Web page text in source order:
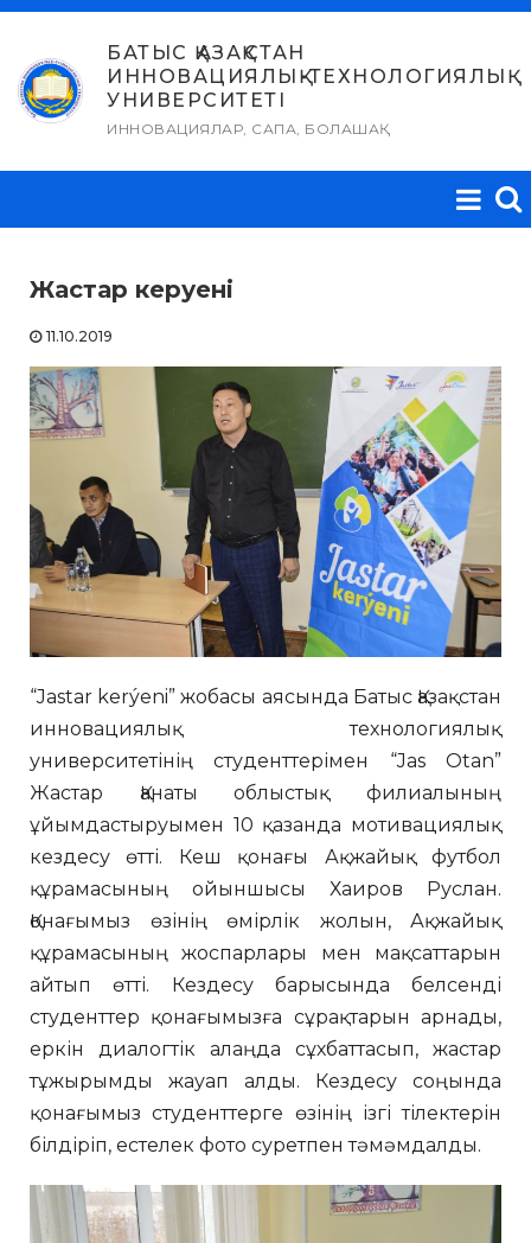
Skip
content
БАТЫС ҚАЗАҚСТАН
ИННОВАЦИЯЛЫҚ-ТЕХНОЛОГИЯЛЫҚ
УНИВЕРСИТЕТІ
ИННОВАЦИЯЛАР, САПА, БОЛАШАҚ
Жастар керуені
11.10.2019
“Jastar kerýeni” жобасы аясында Батыс Қазақстан
инновациялық технологиялық
университетінің студенттерімен “Jas Otan”
Жастар Қанаты облыстық филиалының
ұйымдастыруымен 10 қазанда мотивациялық
кездесу өтті. Кеш қонағы Ақжайық футбол
құрамасының ойыншысы Хаиров Руслан.
Қонағымыз өзінің өмірлік жолын, Ақжайық
құрамасының жоспарлары мен мақсаттарын
айтып өтті. Кездесу барысында белсенді
студенттер қонағымызға сұрақтарын арнады,
еркін диалогтік алаңда сұхбаттасып, жастар
тұжырымды жауап алды. Кездесу соңында
қонағымыз студенттерге өзінің ізгі тілектерін
білдіріп, естелек фото суретпен тəмəмдалды.